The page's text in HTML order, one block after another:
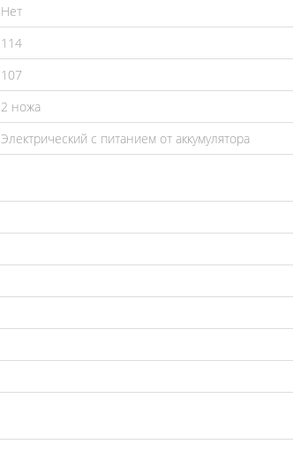
Нет
114
107
2 ножа
Электрический с питанием от аккумулятора